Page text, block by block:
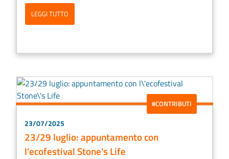
LEGGI TUTTO
#CONTRIBUTI
23/07/2025
23/29 luglio: appuntamento con
l'ecofestival Stone's Life